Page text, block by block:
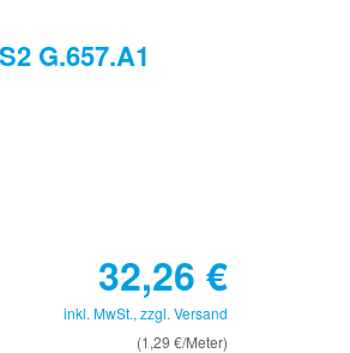
G.657.A1
32,26 €
inkl. MwSt., zzgl. Versand
(1,29 €/Meter)